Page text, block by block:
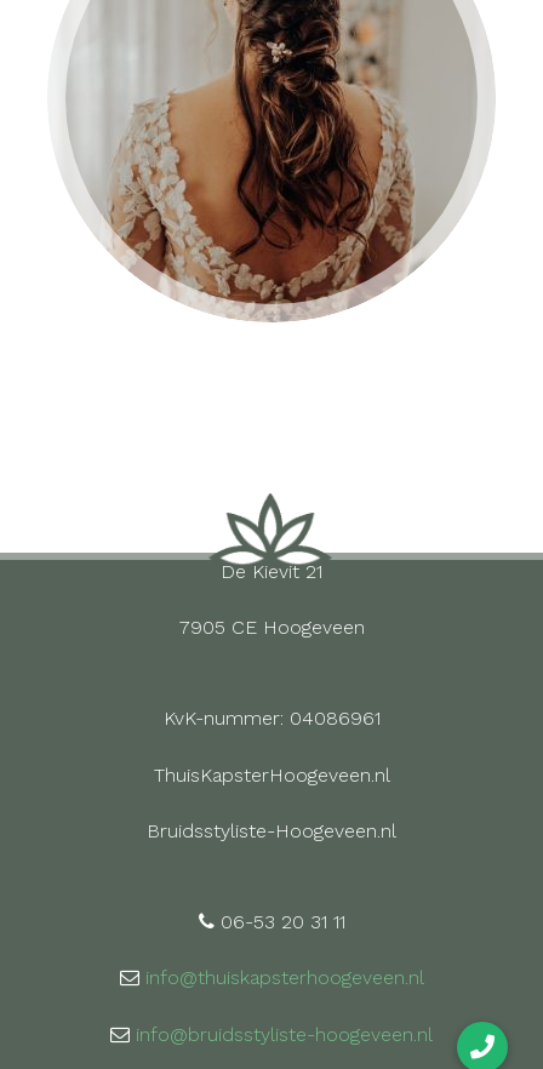
BRUID 2024
De Kievit 21
7905 CE Hoogeveen
KvK-nummer: 04086961
ThuisKapsterHoogeveen.nl
Bruidsstyliste-Hoogeveen.nl
06-53 20 31 11
info@thuiskapsterhoogeveen.nl
info@bruidsstyliste-hoogeveen.nl